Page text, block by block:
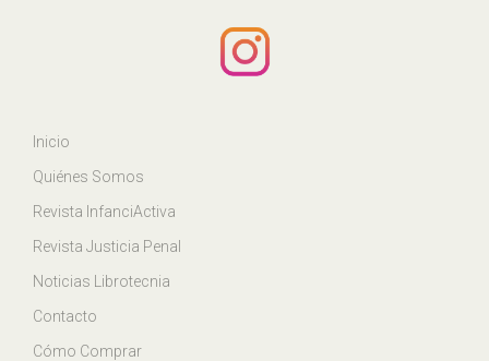
Inicio
Quiénes Somos
Revista InfanciActiva
Revista Justicia Penal
Noticias Librotecnia
Contacto
Cómo Comprar